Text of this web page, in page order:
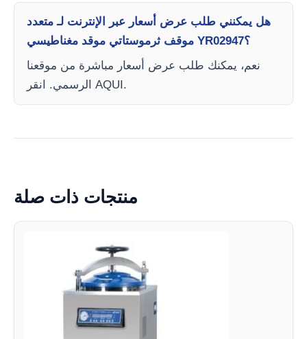
هل يمكنني طلب عرض أسعار عبر الإنترنت لـ متعدد
موقف ثرموستاتي موقد مغناطيسي YR02947؟
نعم، يمكنك طلب عرض أسعار مباشرة من موقعنا
الرسمي. انقر AQUI.
منتجات ذات صلة